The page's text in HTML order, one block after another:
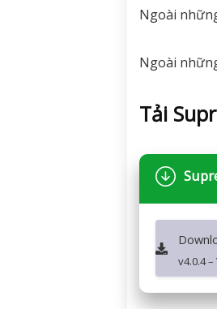
Ngoài
Ngoài
Tải
v4.0.4